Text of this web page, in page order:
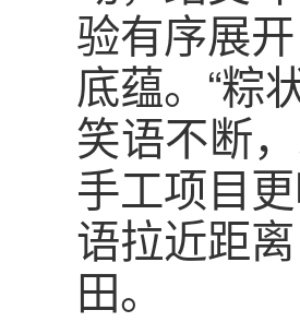
验有序展
底蕴。“粽
笑语不断
手工项目
语拉近距
田。